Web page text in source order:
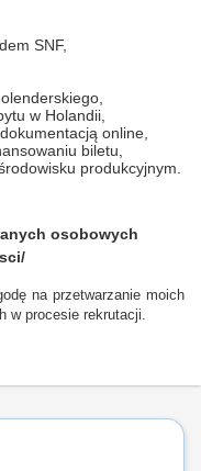
SNF,
w Holandii,
online,
biletu,
produkcyjnym.
osobowych
na przetwarzanie moich
w procesie rekrutacji.